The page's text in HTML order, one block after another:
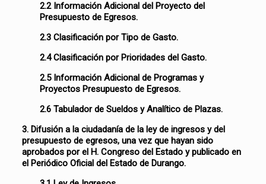
2.2 Información Adicional del Proyecto del
Presupuesto de Egresos.
2.3 Clasificación por Tipo de Gasto.
2.4 Clasificación por Prioridades del Gasto.
2.5 Información Adicional de Programas y
Proyectos Presupuesto de Egresos.
2.6 Tabulador de Sueldos y Analítico de Plazas.
3. Difusión a la ciudadanía de la ley de ingresos y del
presupuesto de egresos, una vez que hayan sido
aprobados por el H. Congreso del Estado y publicado en
el Periódico Oficial del Estado de Durango.